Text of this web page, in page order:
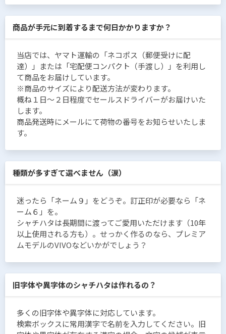
商品が手元に到着するまで何日かかりますか？
当店では、ヤマト運輸の「ネコポス（郵便受けに配
達）」または「宅配便コンパクト（手渡し）」を利用し
て商品をお届けしています。
※商品のサイズにより配送方法が変わります。
概ね１日〜２日程度でセールスドライバーがお届けいた
します。
商品発送時にメールにて荷物の番号をお知らせいたしま
す。
種類が多すぎて選べません（涙）
迷ったら「ネーム９」をどうぞ。訂正印が必要なら「ネ
ーム６」を。
シャチハタは長期間に渡ってご愛用いただけます（10年
以上使用される方も）。せっかく作るのなら、プレミア
ムモデルのVIVOなどいかがでしょう？
旧字体や異字体のシャチハタは作れるの？
多くの旧字体や異字体に対応しています。
検索ボックスに常用漢字で名前を入力してください。旧